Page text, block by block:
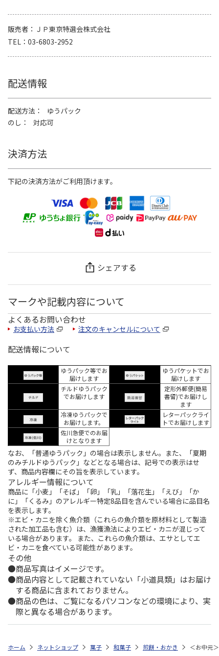
販売者
ＪＰ東京特選会株式会社
TEL
03-6803-2952
配送情報
配送方法
ゆうパック
のし
対応可
決済方法
下記の決済方法がご利用頂けます。
シェアする
マークや記載内容について
よくあるお問い合わせ
お支払い方法 注文のキャンセルについて
配送情報について
ゆうパック等でお
届けします
ゆうパケットでお
届けします
チルドゆうパック
でお届けします
定形外郵便(簡易
書留)でお届けし
ます
冷凍ゆうパックで
お届けします。
レターパックライ
トでお届けします
佐川急便でのお届
けとなります
なお、「普通ゆうパック」の場合は表示しません。また、「夏期
のみチルドゆうパック」などとなる場合は、記号での表示はせ
ず、商品内容欄にその旨を表示しています。
アレルギー情報について
商品に「小麦」「そば」「卵」「乳」「落花生」「えび」「か
に」「くるみ」のアレルギー特定8品目を含んでいる場合に品目名
を表示します。
※エビ・カニを除く魚介類（これらの魚介類を原材料として製造
された加工品も含む）は、漁獲漁法によりエビ・カニが混じって
いる場合があります。 また、これらの魚介類は、エサとしてエ
ビ・カニを食べている可能性があります。
その他
商品写真はイメージです。
商品内容として記載されていない「小道具類」はお届け
する商品に含まれておりません。
商品の色は、ご覧になるパソコンなどの環境により、実
際と異なる場合があります。
ホーム ネットショップ 菓子 和菓子 煎餅・おかき ＜お中元